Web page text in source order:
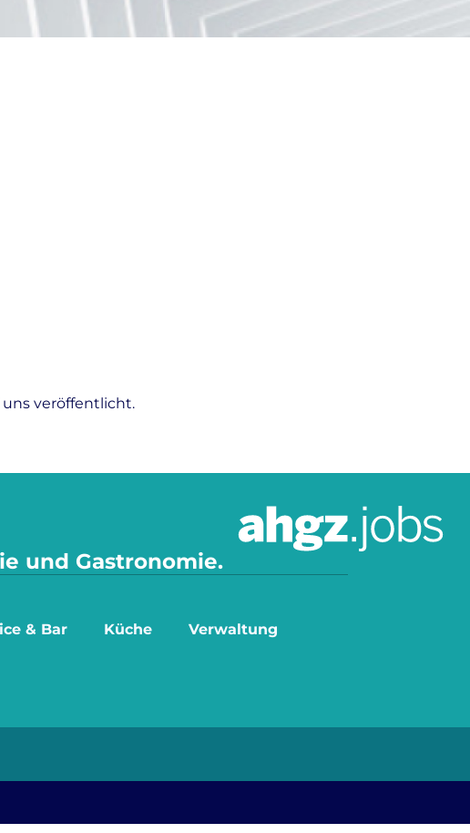
veröffentlicht.
und Gastronomie.
& Bar Küche Verwaltung